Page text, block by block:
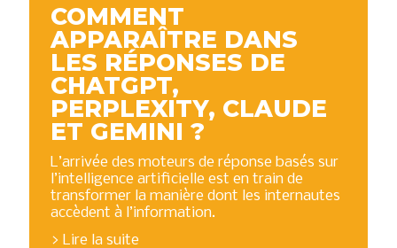
COMMENT
APPARAÎTRE DANS
LES RÉPONSES DE
CHATGPT,
PERPLEXITY, CLAUDE
ET GEMINI ?
L’arrivée des moteurs de réponse basés sur
l’intelligence artificielle est en train de
transformer la manière dont les internautes
accèdent à l’information.
Lire la suite